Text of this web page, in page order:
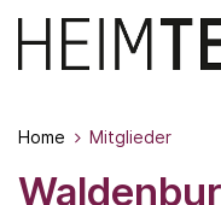
Home Mitglieder